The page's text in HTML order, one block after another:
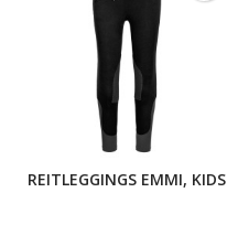
REITLEGGINGS EMMI, KIDS